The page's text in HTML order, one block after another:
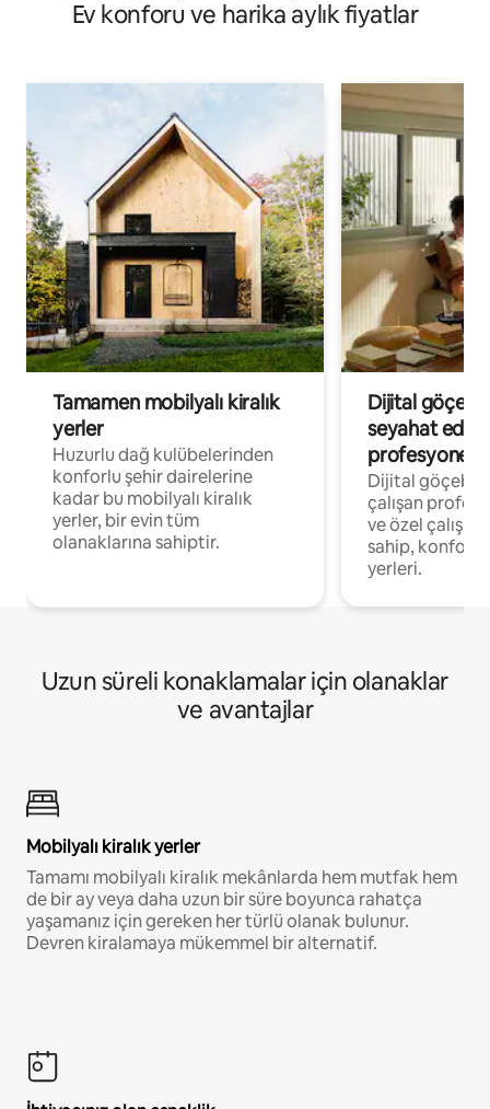
Ev konforu ve harika aylık fiyatlar
Tamamen mobilyalı kiralık
yerler
Huzurlu dağ kulübelerinden
konforlu şehir dairelerine
kadar bu mobilyalı kiralık
yerler, bir evin tüm
olanaklarına sahiptir.
Dijital
seyahat eden
Dijital
çalışan
ve özel
sahip,
yerleri.
Uzun süreli konaklamalar için olanaklar
ve avantajlar
Mobilyalı kiralık yerler
Tamamı mobilyalı kiralık mekânlarda hem mutfak hem
de bir ay veya daha uzun bir süre boyunca rahatça
yaşamanız için gereken her türlü olanak bulunur.
Devren kiralamaya mükemmel bir alternatif.